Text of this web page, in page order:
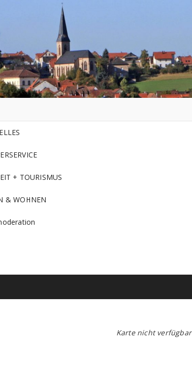
+ TOURISMUS
& WOHNEN
Karte nicht verfügbar